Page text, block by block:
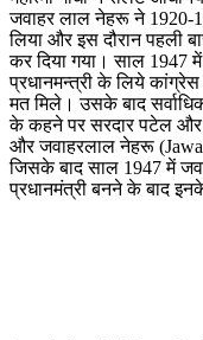
जवाहर लाल नेहरू ने 1920-
लिया और इस दौरान पहली
कर दिया गया। साल 1947
प्रधानमन्त्री के लिये
मत मिले। उसके बाद
के कहने पर सरदार पटेल और
और जवाहरलाल नेहरू
जिसके बाद साल 1947 में
प्रधानमंत्री बनने के बाद